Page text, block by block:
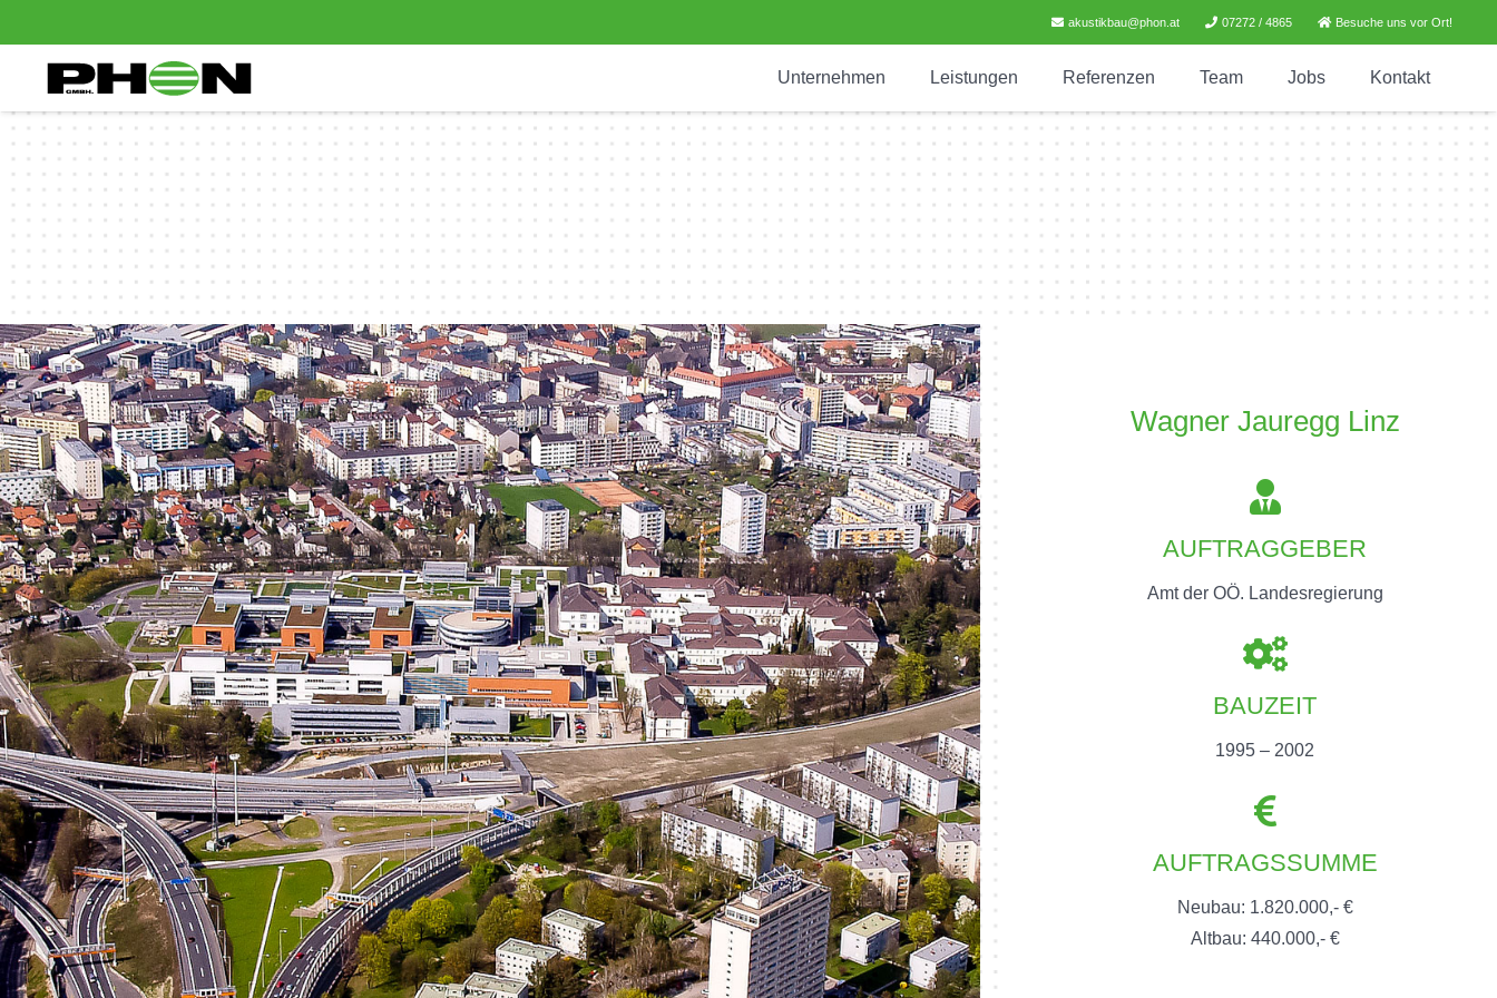
akustikbau@phon.at 07272 / 4865 Besuche uns vor Ort!
Unternehmen Leistungen Referenzen Team Jobs Kontakt
Wagner Jauregg Linz
AUFTRAGGEBER
Amt der OÖ. Landesregierung
BAUZEIT
1995 – 2002
AUFTRAGSSUMME
Neubau: 1.820.000,- €
Altbau: 440.000,- €